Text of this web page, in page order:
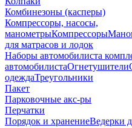
Комбинезоны (касперы)
Компрессоры, насосы,
манометрыКомпрессоры
для матрасов и лодок
Наборы автомобилиста
автомобилистаОгнетушители
одеждаТреугольники
Пакет
Парковочные акс-ры
Перчатки
Порядок и хранениеВедерки